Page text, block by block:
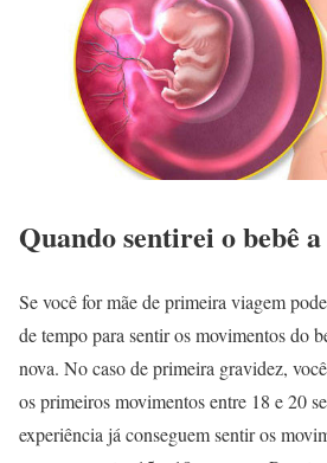
Quando sentirei o bebê
Se você for mãe de primeira viagem
de tempo para sentir os movimentos do
nova. No caso de primeira gravidez,
os primeiros movimentos entre 18 e 20
experiência já conseguem sentir os